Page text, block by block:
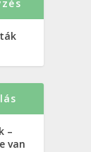
–
van